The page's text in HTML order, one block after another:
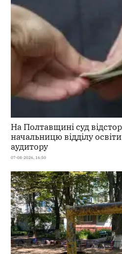
На Полтавщині суд
начальницю відділу
аудитору
07-08-2026, 16:50